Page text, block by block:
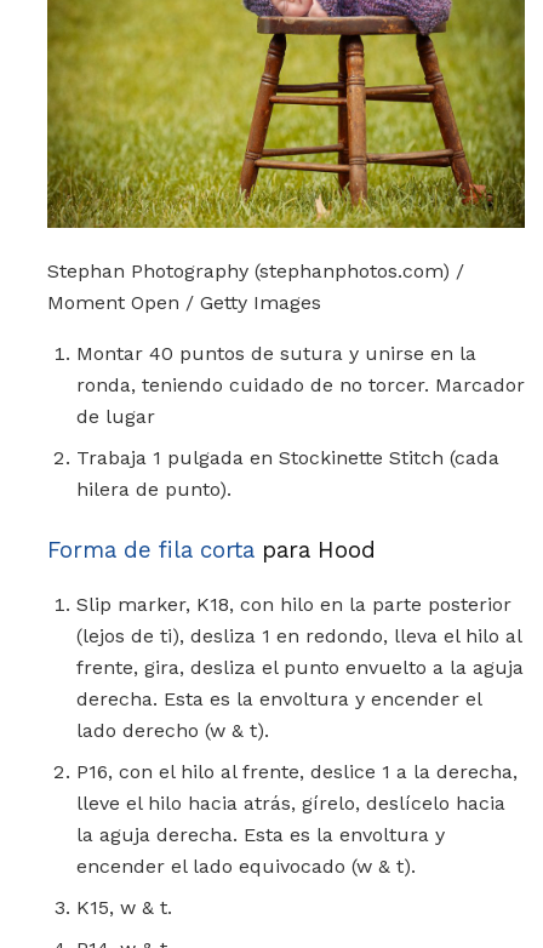
Stephan Photography (stephanphotos.com) /
Moment Open / Getty Images
Montar 40 puntos de sutura y unirse en la
ronda, teniendo cuidado de no torcer. Marcador
de lugar
Trabaja 1 pulgada en Stockinette Stitch (cada
hilera de punto).
Forma de fila corta para Hood
Slip marker, K18, con hilo en la parte posterior
(lejos de ti), desliza 1 en redondo, lleva el hilo al
frente, gira, desliza el punto envuelto a la aguja
derecha. Esta es la envoltura y encender el
lado derecho (w & t).
P16, con el hilo al frente, deslice 1 a la derecha,
lleve el hilo hacia atrás, gírelo, deslícelo hacia
la aguja derecha. Esta es la envoltura y
encender el lado equivocado (w & t).
K15, w & t.